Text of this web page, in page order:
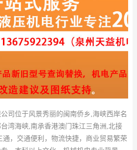
司位于风景秀丽的闽南侨乡,海峡西岸名
湾海峡,南承香港澳门珠江三角洲,北接
，交通便利，物流快捷，商业贸易繁荣